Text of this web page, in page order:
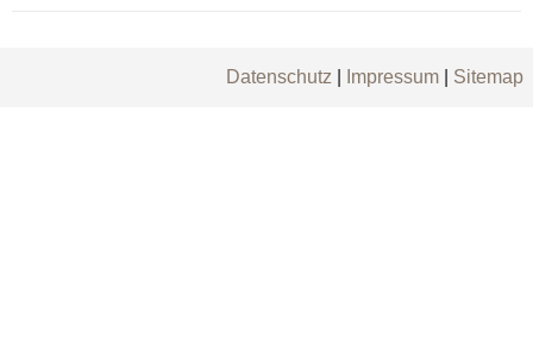
Datenschutz Impressum Sitemap